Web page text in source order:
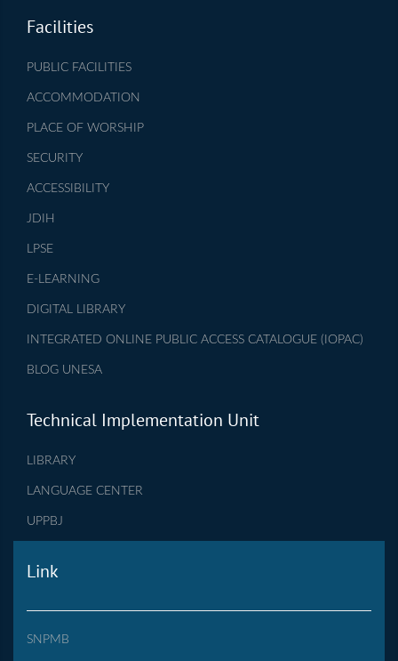
Facilities
PUBLIC FACILITIES
ACCOMMODATION
PLACE OF WORSHIP
SECURITY
ACCESSIBILITY
JDIH
LPSE
E-LEARNING
DIGITAL LIBRARY
INTEGRATED ONLINE PUBLIC ACCESS CATALOGUE (IOPAC)
BLOG UNESA
Technical Implementation Unit
LIBRARY
LANGUAGE CENTER
UPPBJ
Link
SNPMB